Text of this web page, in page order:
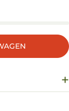
LAMPION
SOLAR